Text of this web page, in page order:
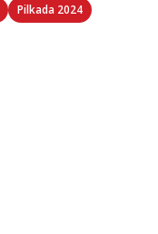
Pilkada 2024